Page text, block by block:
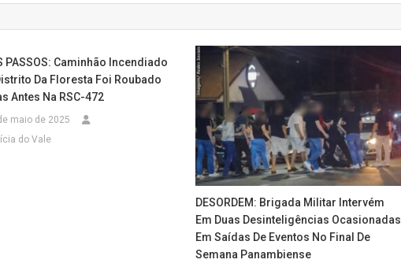
PASSOS: Caminhão Incendiado
Da Floresta Foi Roubado
Antes Na RSC-472
maio de 2025
do Vale
DESORDEM: Brigada Militar Intervém
Em Duas Desinteligências Ocasionadas
Em Saídas De Eventos No Final De
Semana Panambiense